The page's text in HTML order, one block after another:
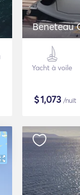
Beneteau
Yacht à voile
$1,073 /nuit